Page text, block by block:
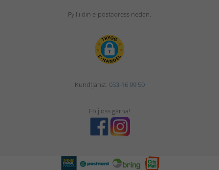
Fyll i din e-postadress nedan.
Kundtjänst: 033-16 99 50
Följ oss gärna!